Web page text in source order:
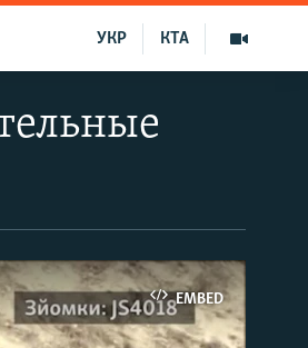
КТА
УКР
EMBED